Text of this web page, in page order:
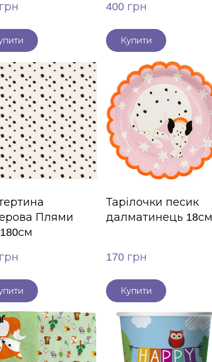
400 грн
Купити
Плями
Тарілочки песик
далматинець 18см
170 грн
Купити